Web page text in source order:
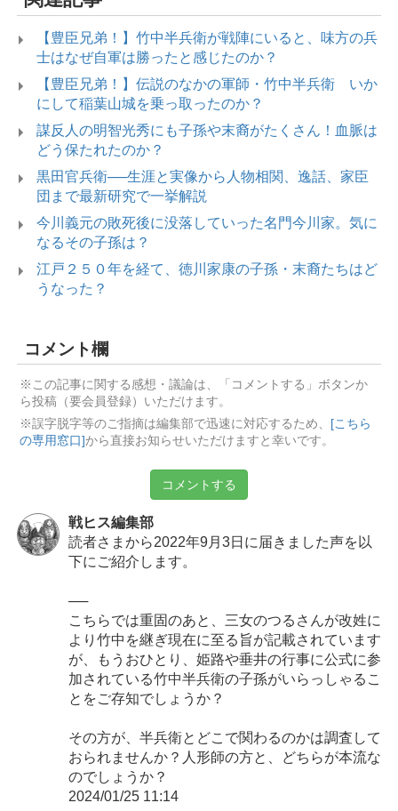
【豊臣兄弟！】竹中半兵衛が戦陣にいると、味方の兵
士はなぜ自軍は勝ったと感じたのか？
【豊臣兄弟！】伝説のなかの軍師・竹中半兵衛 いか
にして稲葉山城を乗っ取ったのか？
謀反人の明智光秀にも子孫や末裔がたくさん！血脈は
どう保たれたのか？
黒田官兵衛──生涯と実像から人物相関、逸話、家臣
団まで最新研究で一挙解説
今川義元の敗死後に没落していった名門今川家。気に
なるその子孫は？
江戸２５０年を経て、徳川家康の子孫・末裔たちはど
うなった？
コメント欄
※この記事に関する感想・議論は、「コメントする」ボタンか
ら投稿（要会員登録）いただけます。
※誤字脱字等のご指摘は編集部で迅速に対応するため、
[こちら
の専用窓口]から直接お知らせいただけますと幸いです。
コメントする
戦ヒス編集部
読者さまから2022年9月3日に届きました声を以
下にご紹介します。
──
こちらでは重固のあと、三女のつるさんが改姓に
より竹中を継ぎ現在に至る旨が記載されています
が、もうおひとり、姫路や垂井の行事に公式に参
加されている竹中半兵衛の子孫がいらっしゃるこ
とをご存知でしょうか？
その方が、半兵衛とどこで関わるのかは調査して
おられませんか？人形師の方と、どちらが本流な
のでしょうか？
2024/01/25 11:14